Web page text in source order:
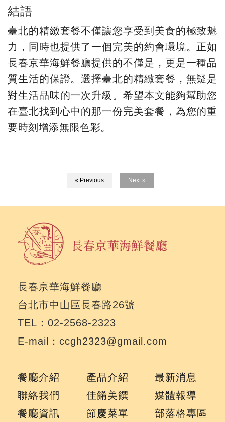
結語
臺北的精緻套餐不僅讓您享受到美食的極致魅
力，同時也提供了一個完美的約會環境。正如
長春京華海鮮餐廳提供的不僅是，更是一種品
質生活的保證。選擇臺北的精緻套餐，無疑是
對生活品味的一次升級。希望本文能夠幫助您
在臺北找到心中的那一份完美套餐，為您的重
要時刻增添無限色彩。
« Previous Next »
長春亰華海鮮餐廳
台北市中山區長春路26號
TEL：02-2568-2323
E-mail：ccgh2323@gmail.com
餐廳介紹
聯絡我們
餐廳資訊
產品介紹
佳餚美饌
節慶菜單
最新消息
媒體報導
部落格專區